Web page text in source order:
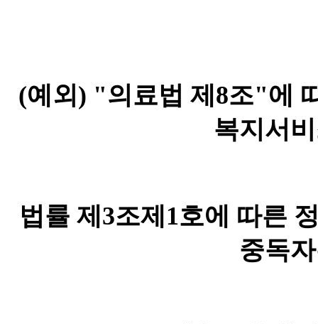
(예외 ) "의료법 제 8조"에
복지서
법률 제 3조제 1호에 따른
중독